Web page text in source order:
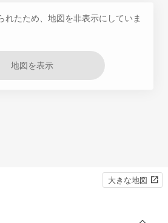
れたため、地図を非表示にしていま
地図を表示
大きな地図